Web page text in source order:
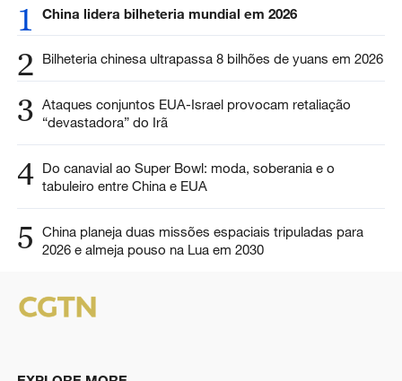
1 China lidera bilheteria mundial em 2026
2 Bilheteria chinesa ultrapassa 8 bilhões de yuans em 2026
3 Ataques conjuntos EUA-Israel provocam retaliação
“devastadora” do Irã
4 Do canavial ao Super Bowl: moda, soberania e o
tabuleiro entre China e EUA
5
China planeja duas missões espaciais tripuladas para
2026 e almeja pouso na Lua em 2030